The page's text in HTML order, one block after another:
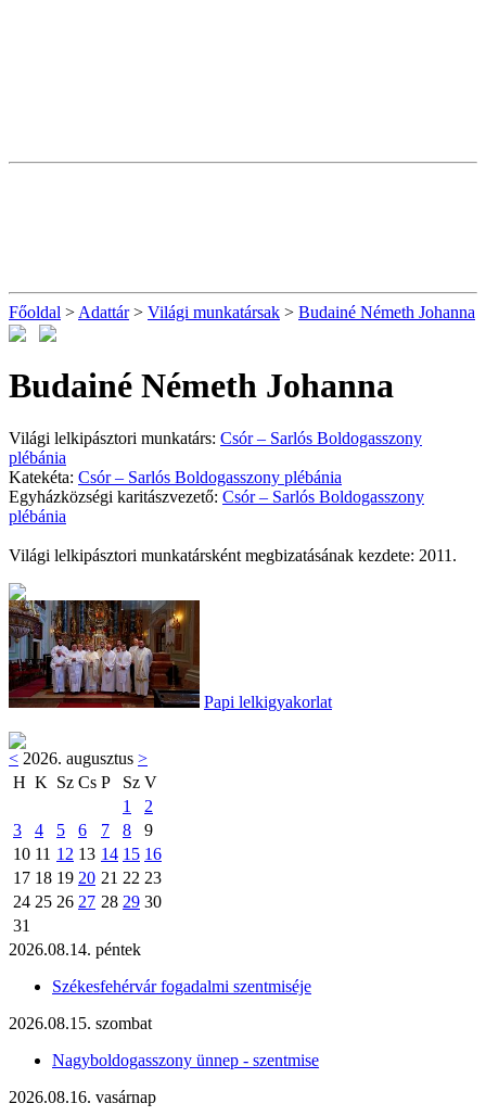
Főoldal > Adattár> Világi munkatársak > Budainé Németh Johanna
Budainé Németh Johanna
Világi lelkipásztori munkatárs: Csór – Sarlós Boldogasszony
plébánia
Katekéta: Csór – Sarlós Boldogasszony plébánia
Egyházközségi karitászvezető: Csór – Sarlós Boldogasszony
plébánia
Világi lelkipásztori munkatársként megbizatásának kezdete: 2011.
Papi lelkigyakorlat
< 2026. augusztus >
H K Sz Cs P Sz V
1
2
3
4 5 6 7 8
9
10 11 12 13 14 15 16
17 18 19 20 21 22 23
24 25 26 27 28 29 30
31
2026.08.14. péntek
Székesfehérvár fogadalmi szentmiséje
2026.08.15. szombat
Nagyboldogasszony ünnep - szentmise
2026.08.16. vasárnap